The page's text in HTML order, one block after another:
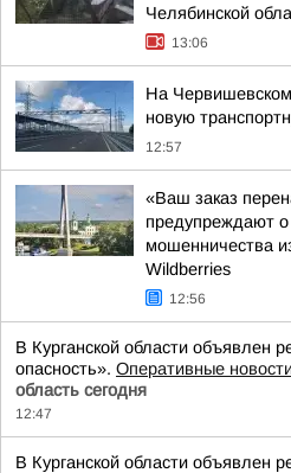
Челябинской
13:06
На
новую
12:57
«Ваш заказ
предупреждают
мошенничества
Wildberries
12:56
В Курганской области объявлен
опасность». Оперативные
область сегодня
12:47
В Курганской области объявлен